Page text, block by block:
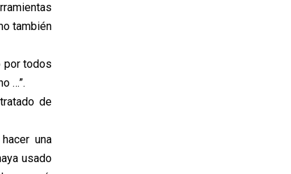
también
por todos
…”.
de
una
usado